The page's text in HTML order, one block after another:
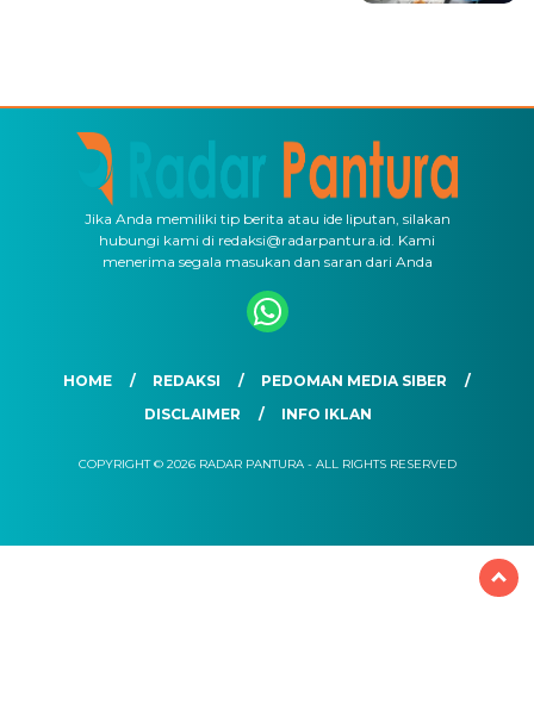
Jika Anda memiliki tip berita atau ide liputan, silakan
hubungi kami di redaksi@radarpantura.id. Kami
menerima segala masukan dan saran dari Anda
HOME REDAKSI
PEDOMAN MEDIA SIBER
DISCLAIMER
INFO IKLAN
COPYRIGHT © 2026 RADAR PANTURA - ALL RIGHTS RESERVED